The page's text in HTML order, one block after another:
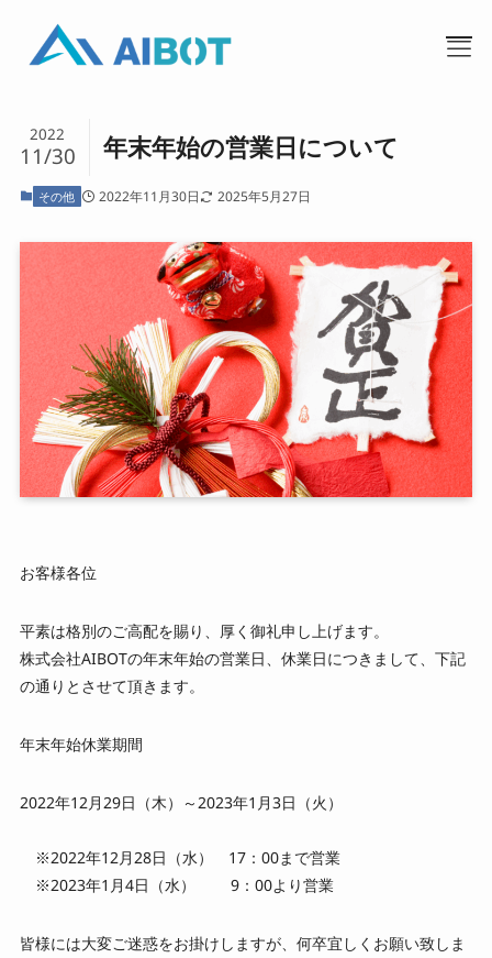
TOP
事業内容
私たちについて
LINE公式アカウントはこちら
年末年始の営業日について
2022
11/30
その他 2022年11月30日 2025年5月27日
お客様各位
平素は格別のご高配を賜り、厚く御礼申し上げます。
株式会社AIBOTの年末年始の営業日、休業日につきまして、下記
の通りとさせて頂きます。
年末年始休業期間
2022年12月29日（木）～2023年1月3日（火）
※2022年12月28日（水） 17：00まで営業
※2023年1月4日（水） 9：00より営業
皆様には大変ご迷惑をお掛けしますが、何卒宜しくお願い致しま